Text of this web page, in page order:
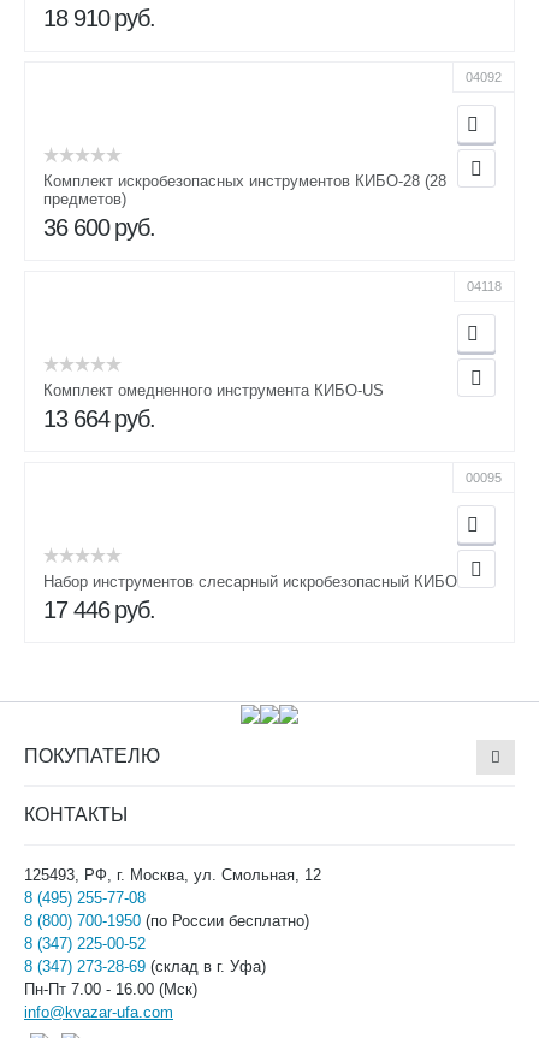
18 910 руб.
04092
Комплект искробезопасных инструментов КИБО-28 (28
предметов)
36 600 руб.
04118
Комплект омедненного инструмента КИБО-US
13 664 руб.
00095
Набор инструментов слесарный искробезопасный КИБО-18
17 446 руб.
ПОКУПАТЕЛЮ
КОНТАКТЫ
125493, РФ, г. Москва, ул. Смольная, 12
8 (495) 255-77-08
8 (800) 700-1950 (по России бесплатно)
8 (347) 225-00-52
8 (347) 273-28-69 (склад в г. Уфа)
Пн-Пт 7.00 - 16.00 (Мск)
info@kvazar-ufa.com